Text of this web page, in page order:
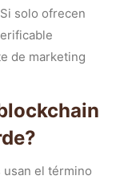
solo ofrecen
de marketing
usan el término